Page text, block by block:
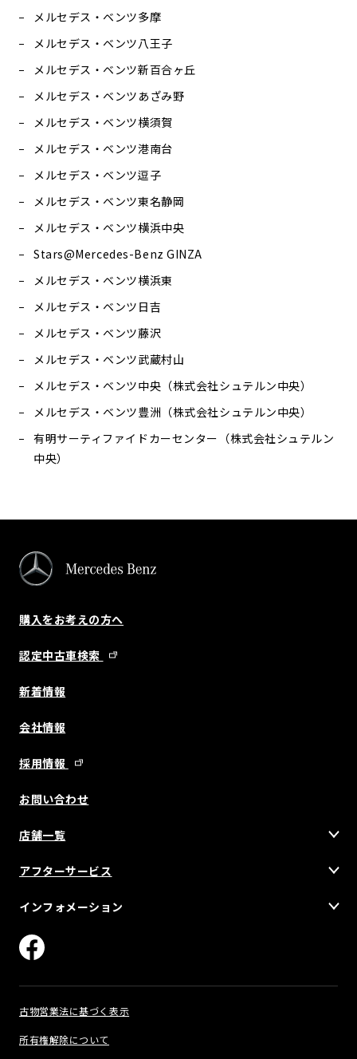
メルセデス・ベンツ多摩
メルセデス・ベンツ八王子
メルセデス・ベンツ新百合ヶ丘
メルセデス・ベンツあざみ野
メルセデス・ベンツ横須賀
メルセデス・ベンツ港南台
メルセデス・ベンツ逗子
メルセデス・ベンツ東名静岡
メルセデス・ベンツ横浜中央
Stars@Mercedes-Benz GINZA
メルセデス・ベンツ横浜東
メルセデス・ベンツ日吉
メルセデス・ベンツ藤沢
メルセデス・ベンツ武蔵村山
メルセデス・ベンツ中央（株式会社シュテルン中央）
メルセデス・ベンツ豊洲（株式会社シュテルン中央）
有明サーティファイドカーセンター（株式会社シュテルン
中央）
購入をお考えの方へ
認定中古車検索
新着情報
会社情報
採用情報
お問い合わせ
店舗一覧
アフターサービス
インフォメーション
古物営業法に基づく表示
所有権解除について